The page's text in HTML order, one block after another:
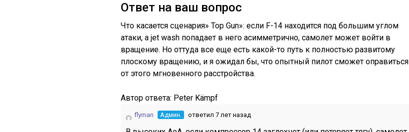
Ответ на ваш вопрос
Что касается сценария» Top Gun»: если F-14 находится под большим углом
атаки, а jet wash попадает в него асимметрично, самолет может войти в
вращение. Но оттуда все еще есть какой-то путь к полностью развитому
плоскому вращению, и я ожидал бы, что опытный пилот сможет оправиться
от этого мгновенного расстройства.
Автор ответа: Peter Kämpf
flyman Админ. ответил 7 лет назад